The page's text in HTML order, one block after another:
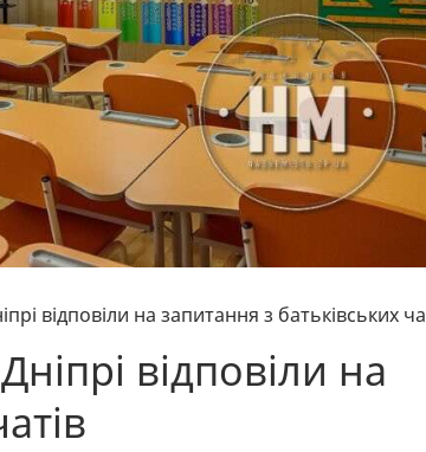
відповіли на запитання з батьківських
відповіли на